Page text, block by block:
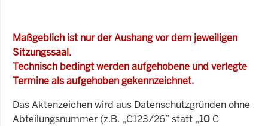
Maßgeblich ist nur der Aushang vor dem jeweiligen
Sitzungssaal.
Technisch bedingt werden aufgehobene und verlegte
Termine als aufgehoben gekennzeichnet.
Das Aktenzeichen wird aus Datenschutzgründen ohne
Abteilungsnummer (z.B. „C123/26” statt „10 C